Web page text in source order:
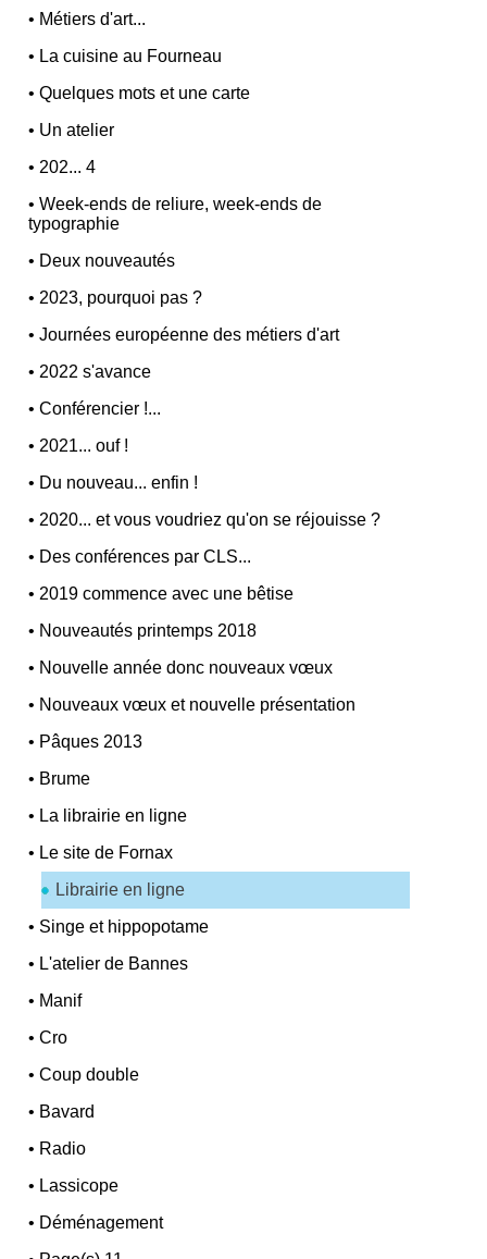
• Métiers d'art...
• La cuisine au Fourneau
•Quelques mots et une carte
• Un atelier
• 202... 4
•Week-ends de reliure, week-ends de
typographie
• Deux nouveautés
• 2023, pourquoi pas ?
•Journées européenne des métiers d'art
• 2022 s'avance
•Conférencier !...
• 2021... ouf !
• Du nouveau... enfin !
• 2020... et vous voudriez qu'on se réjouisse ?
• Des conférences par CLS...
• 2019 commence avec une bêtise
• Nouveautés printemps 2018
• Nouvelle année donc nouveaux vœux
• Nouveaux vœux et nouvelle présentation
• Pâques 2013
• Brume
• La librairie en ligne
• Le site de Fornax
Librairie en ligne
• Singe et hippopotame
• L'atelier de Bannes
• Manif
•Cro
•Coup double
• Bavard
• Radio
• Lassicope
• Déménagement